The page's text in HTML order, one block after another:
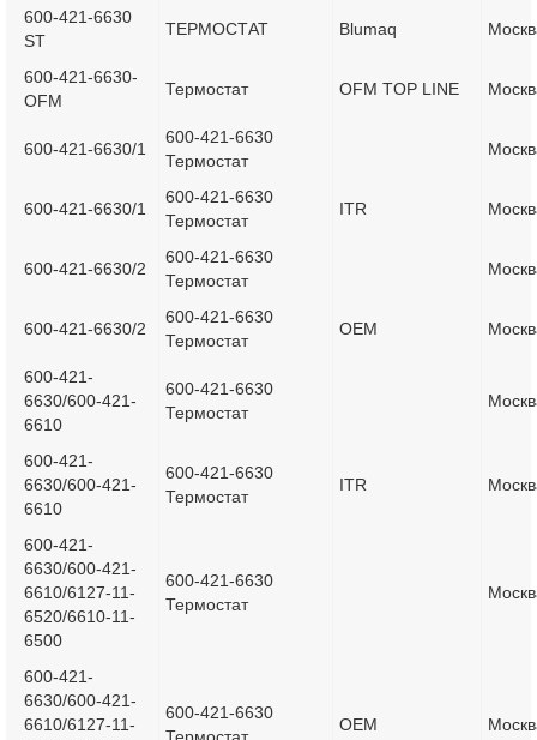
600-421-6630
ST
ТЕРМОСТАТ Blumaq
600-421-6630-
OFM
Термостат OFM TOP LINE
600-421-6630/1
600-421-6630
Термостат
600-421-6630/1
600-421-6630
Термостат
ITR
600-421-6630/2
600-421-6630
Термостат
600-421-6630/2
600-421-6630
Термостат
OEM
600-421-
6630/600-421-
6610
600-421-6630
Термостат
600-421-
6630/600-421-
6610
600-421-6630
Термостат
ITR
600-421-
6630/600-421-
6610/6127-11-
6520/6610-11-
6500
600-421-6630
Термостат
600-421-
6630/600-421-
6610/6127-11-
600-421-6630
OEM